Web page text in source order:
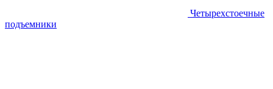
Четырехстоечные
подъемники